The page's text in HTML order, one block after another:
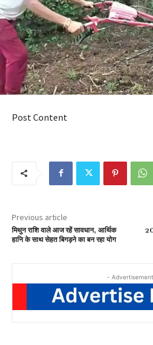
Post Content
Previous article
मिथुन राशि वाले आज रहें सावधान, आर्थिक
हानि के साथ सेहत बिगड़ने का बन रहा योग
-